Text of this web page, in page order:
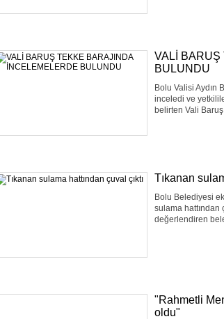
VALİ
BULUNDU
Bolu Valisi Aydın
inceledi ve
belirten Vali
Tıkanan
Bolu Belediyesi
sulama hattından
değerlendiren
"Rahmetli
oldu"